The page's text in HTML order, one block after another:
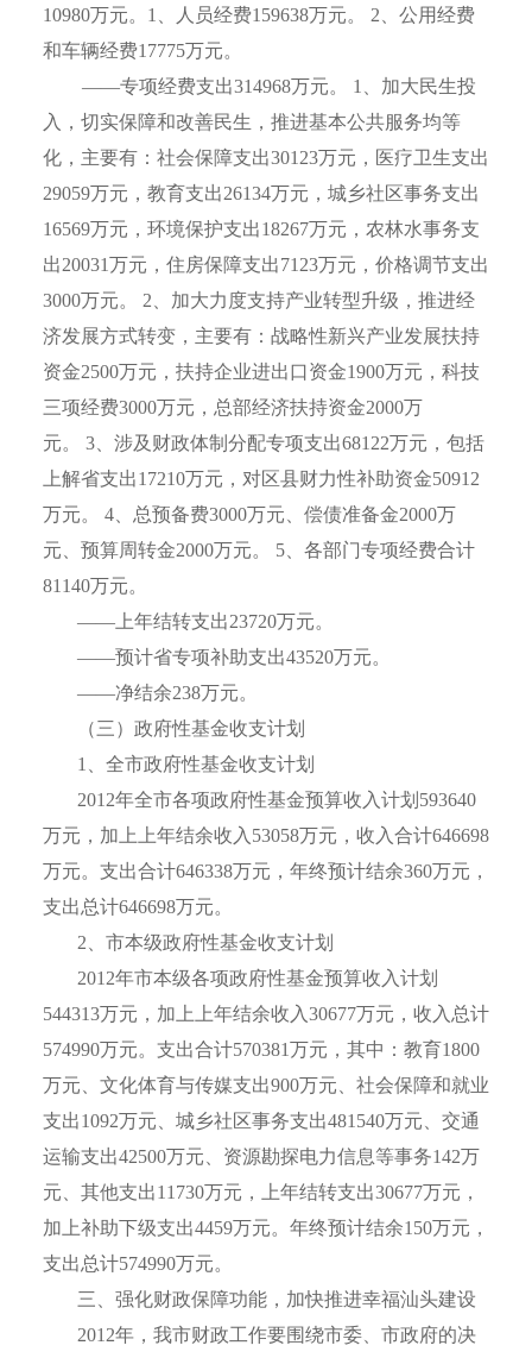
10980万元。 1 、人员经费159638万元。 2 、公用经费
和车辆经费17775万元。
——专项经费支出314968万元。 1
、加大民生投
入，切实保障和改善民生，推进基本公共服务均等
化，主要有：社会保障支出30123万元，医疗卫生支出
29059万元，教育支出26134万元，城乡社区事务支出
16569万元，环境保护支出18267万元，农林水事务支
出20031万元，住房保障支出7123万元，价格调节支出
3000万元。 2 、加大力度支持产业转型升级，推进经
济发展方式转变，主要有：战略性新兴产业发展扶持
资金2500万元，扶持企业进出口资金1900万元，科技
三项经费3000万元，总部经济扶持资金2000万
元。
3、涉及财政体制分配专项支出68122万元，包括
上解省支出17210万元，对区县财力性补助资金50912
万元。
4、总预备费3000万元、偿债准备金2000万
元、预算周转金2000万元。 5、各部门专项经费合计
81140万元。
——上年结转支出23720万元。
——预计省专项补助支出43520万元。
——净结余238万元。
（三）政府性基金收支计划
1
、全市政府性基金收支计划
2012年全市各项政府性基金预算收入计划 593640
万元，加上上年结余收入 53058万元，收入合计646698
万元。支出合计646338万元，年终预计结余360万元，
支出总计646698万元。
2 、市本级政府性基金收支计划
2012年市本级各项政府性基金预算收入计划
544313万元，加上上年结余收入30677万元，收入总计
574990万元。支出合计570381万元，其中：教育1800
万元、文化体育与传媒支出900万元、社会保障和就业
支出1092万元、城乡社区事务支出481540万元、交通
运输支出42500万元、资源勘探电力信息等事务142万
元、其他支出11730万元，上年结转支出30677万元，
加上补助下级支出4459万元。年终预计结余150万元，
支出总计574990万元。
三、强化财政保障功能，加快推进幸福汕头建设
2012年，我市财政工作要围绕市委、市政府的决